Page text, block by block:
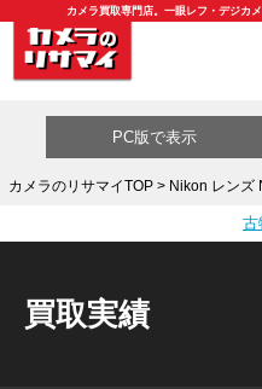
カメラ買取専門店。一眼レフ・デジカ
買取カテゴリ一覧
PC版で表示
カメラのリサマイTOP> Nikon レンズ
古
買取実績